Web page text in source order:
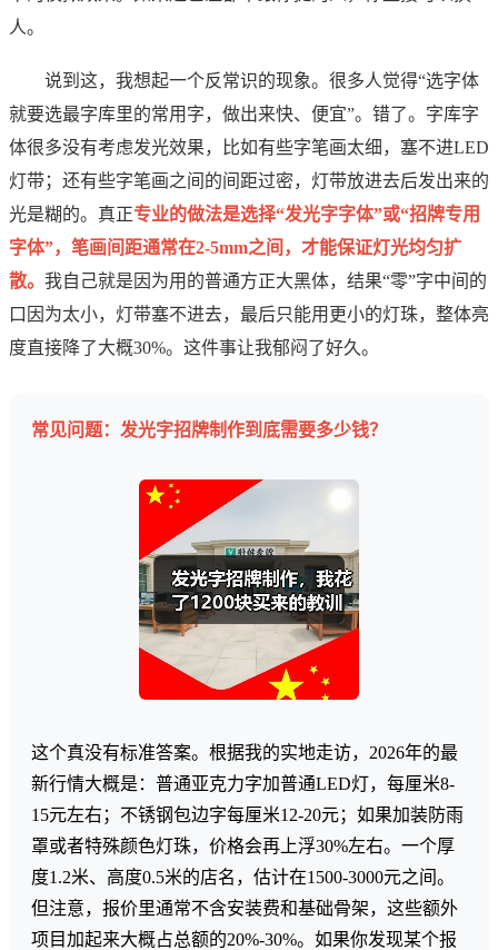
人。
说到这，我想起一个反常识的现象。很多人觉得“选字体
就要选最字库里的常用字，做出来快、便宜”。错了。字库字
体很多没有考虑发光效果，比如有些字笔画太细，塞不进LED
灯带；还有些字笔画之间的间距过密，灯带放进去后发出来的
光是糊的。真正专业的做法是选择“发光字字体”或“招牌专用
字体”，笔画间距通常在2-5mm之间，才能保证灯光均匀扩
散。 我自己就是因为用的普通方正大黑体，结果“零”字中间的
口因为太小，灯带塞不进去，最后只能用更小的灯珠，整体亮
度直接降了大概30%。这件事让我郁闷了好久。
常见问题：发光字招牌制作到底需要多少钱？
这个真没有标准答案。根据我的实地走访，2026年的最
新行情大概是：普通亚克力字加普通LED灯，每厘米8-
15元左右；不锈钢包边字每厘米12-20元；如果加装防雨
罩或者特殊颜色灯珠，价格会再上浮30%左右。一个厚
度1.2米、高度0.5米的店名，估计在1500-3000元之间。
但注意，报价里通常不含安装费和基础骨架，这些额外
项目加起来大概占总额的20%-30%。如果你发现某个报